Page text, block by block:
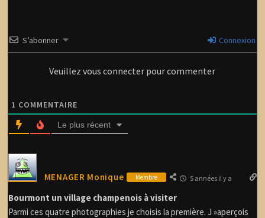
S’abonner Connexion
Veuillez vous connecter pour commenter
1 COMMENTAIRE
Le plus récent
MENAGER Monique Membre 5 années il y a
Bourmont un village champenois à visiter
Parmi ces quatre photographies je choisis la première. J »aperçois